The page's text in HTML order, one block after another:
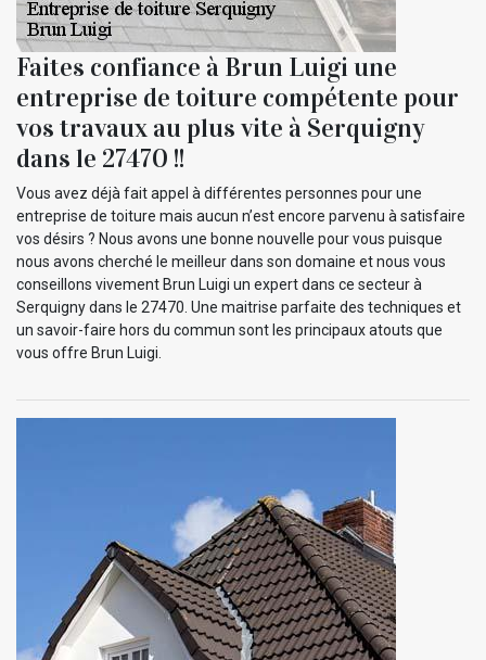
Faites confiance à Brun Luigi une
entreprise de toiture compétente pour
vos travaux au plus vite à Serquigny
dans le 27470 !!
Vous avez déjà fait appel à différentes personnes pour une
entreprise de toiture mais aucun n’est encore parvenu à satisfaire
vos désirs ? Nous avons une bonne nouvelle pour vous puisque
nous avons cherché le meilleur dans son domaine et nous vous
conseillons vivement Brun Luigi un expert dans ce secteur à
Serquigny dans le 27470. Une maitrise parfaite des techniques et
un savoir-faire hors du commun sont les principaux atouts que
vous offre Brun Luigi.